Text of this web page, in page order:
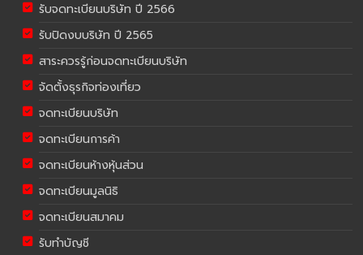
รับจดทะเบียนบริษัท ปี 2566
รับปิดงบบริษัท ปี 2565
สาระควรรู้ก่อนจดทะเบียนบริษัท
จัดตั้งธุรกิจท่องเที่ยว
จดทะเบียนบริษัท
จดทะเบียนการค้า
จดทะเบียนห้างหุ้นส่วน
จดทะเบียนมูลนิธิ
จดทะเบียนสมาคม
รับทำบัญชี